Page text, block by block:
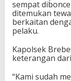
sempat
ditemukan
berkaitan
pelaku.
Kapolsek
keterangan
“Kami sudah